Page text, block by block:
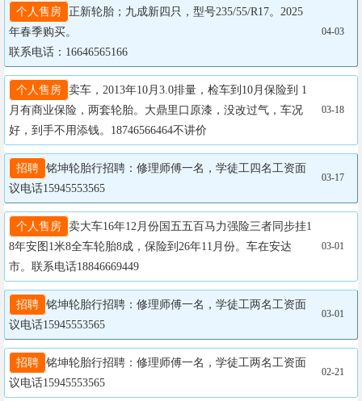
个人售房
正新轮胎；九成新四只，型号235/55/R17。2025
年春季购买。
联系电话：16646565166
04-03
个人售房 卖车，2013年10月3.0排量，检车到10月保险到 1
月有商业保险，两套轮胎。大鼎里口原漆，没改过气，车况
好，到手不用添钱。18746566464不讲价
03-18
招聘 铭坤轮胎行招聘：修理师傅一名，学徒工四名工资面
议电话15945553565
03-17
个人售房 卖大车16年12月份国五五百马力强险三者同步挂1
8年安图1米8全车轮胎8成，保险到26年11月份。车在安达
市。联系电话18846669449
03-01
招聘 铭坤轮胎行招聘：修理师傅一名，学徒工两名工资面
议电话15945553565
03-01
招聘 铭坤轮胎行招聘：修理师傅一名，学徒工两名工资面
议电话15945553565
02-21